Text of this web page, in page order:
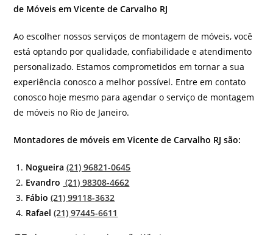
de Móveis em Vicente de Carvalho RJ
Ao escolher nossos serviços de montagem de móveis, você
está optando por qualidade, confiabilidade e atendimento
personalizado. Estamos comprometidos em tornar a sua
experiência conosco a melhor possível. Entre em contato
conosco hoje mesmo para agendar o serviço de montagem
de móveis no Rio de Janeiro.
Montadores de móveis em Vicente de Carvalho RJ são:
Nogueira(21) 96821-0645
Evandro (21) 98308-4662
Fábio(21) 99118-3632
Rafael(21) 97445-6611